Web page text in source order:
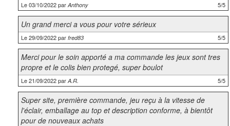
Le 03/10/2022 par Anthony 5/5
Un grand merci a vous pour votre sérieux
Le 29/09/2022 par fred83 5/5
Merci pour le soin apporté a ma commande les jeux sont tres
propre et le colis bien protegé, super boulot
Le 21/09/2022 par A.R. 5/5
Super site, première commande, jeu reçu à la vitesse de
l'éclair, emballage au top et description conforme, à bientôt
pour de nouveaux achats